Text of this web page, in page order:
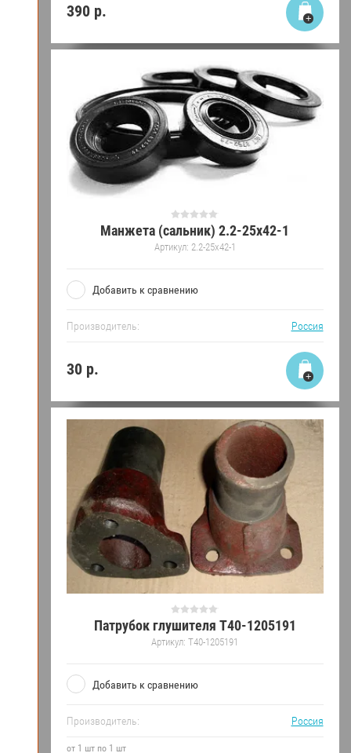
390р.
Манжета (сальник) 2.2-25х42-1
Артикул: 2.2-25х42-1
Добавить к сравнению
Производитель: Россия
30р.
Патрубок глушителя Т40-1205191
Артикул: Т40-1205191
Добавить к сравнению
Производитель: Россия
от 1 шт по 1 шт